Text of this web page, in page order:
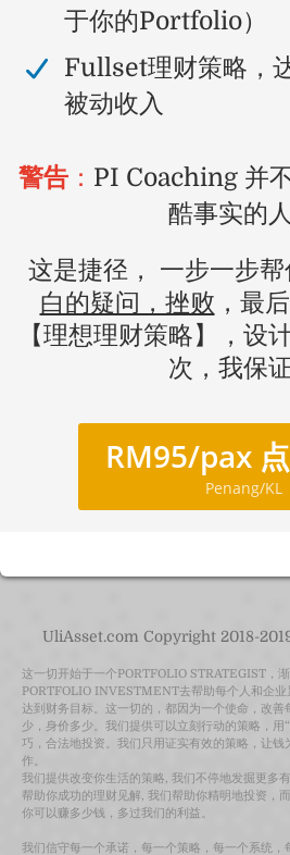
于你的Portfolio）
Fullset理财策略，
被动收入
警告： PI Coaching 并
酷事实的人
这是捷径， 一步一步帮
白的疑问，挫败 ，最
【理想理财策略】，设
次，我保证
RM95/pax
Penang/KL
UliAsset.com Copyright 2018-
这一切开始于一个PORTFOLIO STRATEGIST，
PORTFOLIO INVESTMENT去帮助每个人和企业
达到财务目标。这一切的，都因为一个使命，改
少，身价多少。我们提供可以立刻行动的策略，用
巧，合法地投资。我们只用证实有效的策略，让钱
作。
我们提供改变你生活的策略, 我们不停地发掘更多
帮助你成功的理财见解, 我们帮助你精明地投资，
你可以赚多少钱，多过我们的利益。
我们信守每一个承诺，每一个策略，每一个系统